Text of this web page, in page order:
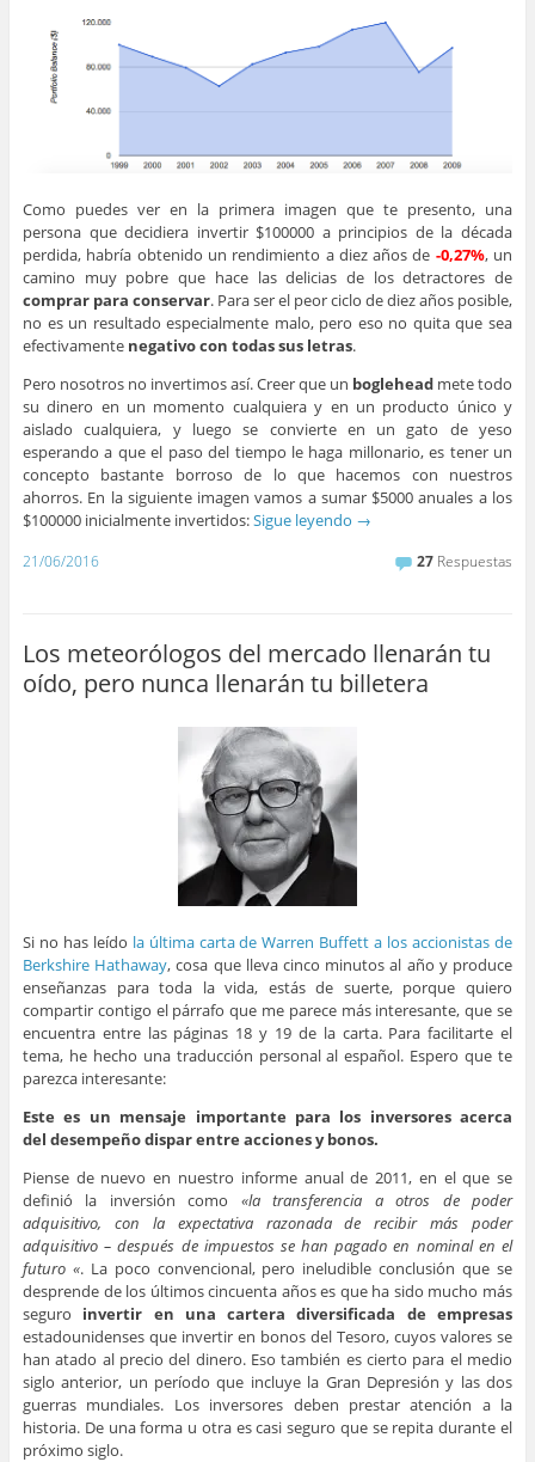
Como puedes ver en la primera imagen que te presento, una
persona que decidiera invertir $100000 a principios de la década
perdida, habría obtenido un rendimiento a diez años de -0,27%, un
camino muy pobre que hace las delicias de los detractores de
comprar para conservar. Para ser el peor ciclo de diez años posible,
no es un resultado especialmente malo, pero eso no quita que sea
efectivamente negativo con todas sus letras.
Pero nosotros no invertimos así. Creer que un boglehead mete todo
su dinero en un momento cualquiera y en un producto único y
aislado cualquiera, y luego se convierte en un gato de yeso
esperando a que el paso del tiempo le haga millonario, es tener un
concepto bastante borroso de lo que hacemos con nuestros
ahorros. En la siguiente imagen vamos a sumar $5000 anuales a los
$100000 inicialmente invertidos:Sigue leyendo →
21/06/2016 27 Respuestas
Los meteorólogos del mercado llenarán tu
oído, pero nunca llenarán tu billetera
Si no has leído la última carta de Warren Buffett a los accionistas de
Berkshire Hathaway, cosa que lleva cinco minutos al año y produce
enseñanzas para toda la vida, estás de suerte, porque quiero
compartir contigo el párrafo que me parece más interesante, que se
encuentra entre las páginas 18 y 19 de la carta. Para facilitarte el
tema, he hecho una traducción personal al español. Espero que te
parezca interesante:
Este es un mensaje importante para los inversores acerca
del desempeño dispar entre acciones y bonos.
Piense de nuevo en nuestro informe anual de 2011, en el que se
definió la inversión como «la transferencia a otros de poder
adquisitivo, con la expectativa razonada de recibir más poder
adquisitivo – después de impuestos se han pagado en nominal en el
futuro «. La poco convencional, pero ineludible conclusión que se
desprende de los últimos cincuenta años es que ha sido mucho más
seguro invertir en una cartera diversificada de empresas
estadounidenses que invertir en bonos del Tesoro, cuyos valores se
han atado al precio del dinero. Eso también es cierto para el medio
siglo anterior, un período que incluye la Gran Depresión y las dos
guerras mundiales. Los inversores deben prestar atención a la
historia. De una forma u otra es casi seguro que se repita durante el
próximo siglo.